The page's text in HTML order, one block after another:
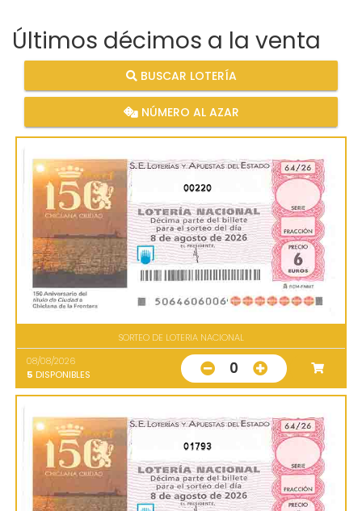
Últimos décimos a la venta
BUSCAR LOTERÍA
NÚMERO AL AZAR
00220
SORTEO DE LOTERIA NACIONAL
08/08/2026
5 DISPONIBLES 0
01793